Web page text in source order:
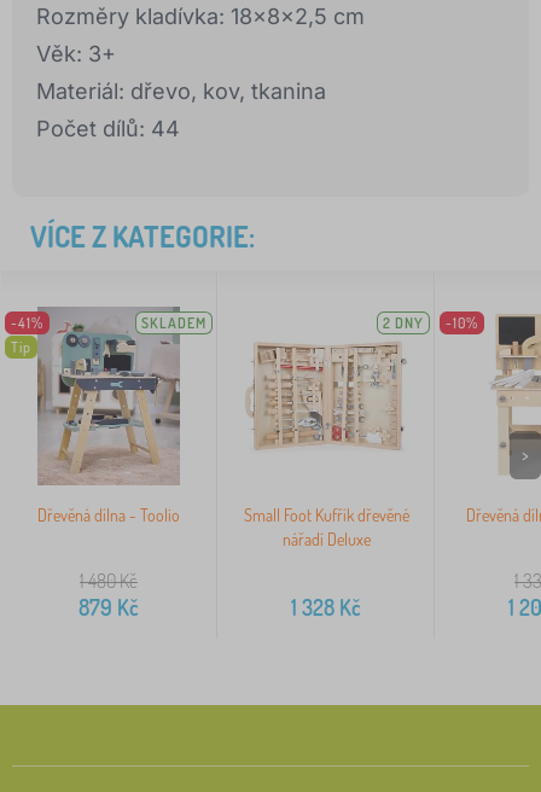
Rozměry kladívka: 18x8x2,5 cm
Věk: 3+
Materiál: dřevo, kov, tkanina
Počet dílů: 44
VÍCE Z KATEGORIE:
-41%
Tip
SKLADEM
Dřevěná dílna - Toolio
1 480Kč
879 Kč
2 DNY
Small Foot Kufřík dřevěné
nářadí Deluxe
1 328 Kč
-10%
Dřevěná
1
1
>